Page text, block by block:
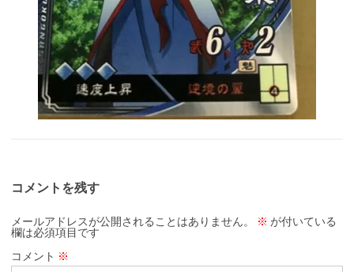
コメントを残す
メールアドレスが公開されることはありません。 ※ が付いている
欄は必須項目です
コメント ※